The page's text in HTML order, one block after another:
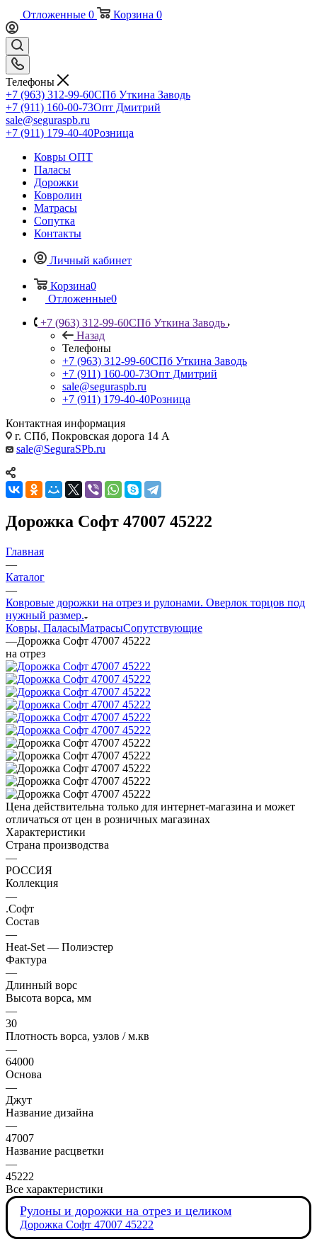
Отложенные 0 Корзина 0
Телефоны
+7 (963) 312-99-60СПб Уткина Заводь
+7 (911) 160-00-73Опт Дмитрий
sale@seguraspb.ru
+7 (911) 179-40-40Розница
Ковры ОПТ
Паласы
Дорожки
Ковролин
Матрасы
Сопутка
Контакты
Личный кабинет
Корзина0
Отложенные0
+7 (963) 312-99-60СПб Уткина Заводь
Назад
Телефоны
+7 (963) 312-99-60СПб Уткина Заводь
+7 (911) 160-00-73Опт Дмитрий
sale@seguraspb.ru
+7 (911) 179-40-40Розница
Контактная информация
г. СПб, Покровская дорога 14 А
sale@SeguraSPb.ru
Дорожка Софт 47007 45222
Главная
—
Каталог
—
Ковровые дорожки на отрез и рулонами. Оверлок торцов под
нужный размер.
Ковры, ПаласыМатрасыСопутствующие
—Дорожка Софт 47007 45222
на отрез
Цена действительна только для интернет-магазина и может
отличаться от цен в розничных магазинах
Характеристики
Страна производства
—
РОССИЯ
Коллекция
—
.Софт
Состав
—
Heat-Set — Полиэстер
Фактура
—
Длинный ворс
Высота ворса, мм
—
30
Плотность ворса, узлов / м.кв
—
64000
Основа
—
Джут
Название дизайна
—
47007
Название расцветки
—
45222
Все характеристики
Рулоны и дорожки на отрез и целиком
Дорожка Софт 47007 45222